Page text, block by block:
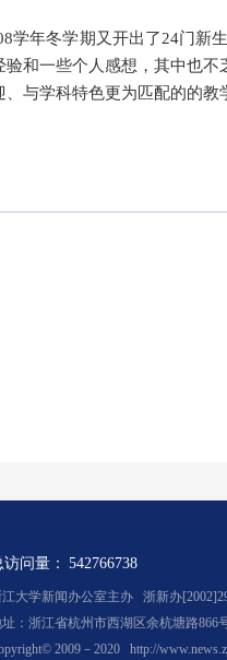
年冬学期又开出了24门新
和一些个人感想，其中也
与学科特色更为匹配的的教
访问量： 542766738
江大学新闻办公室主办 浙新办
：浙江省杭州市西湖区余杭塘路866
2009－2020 http://